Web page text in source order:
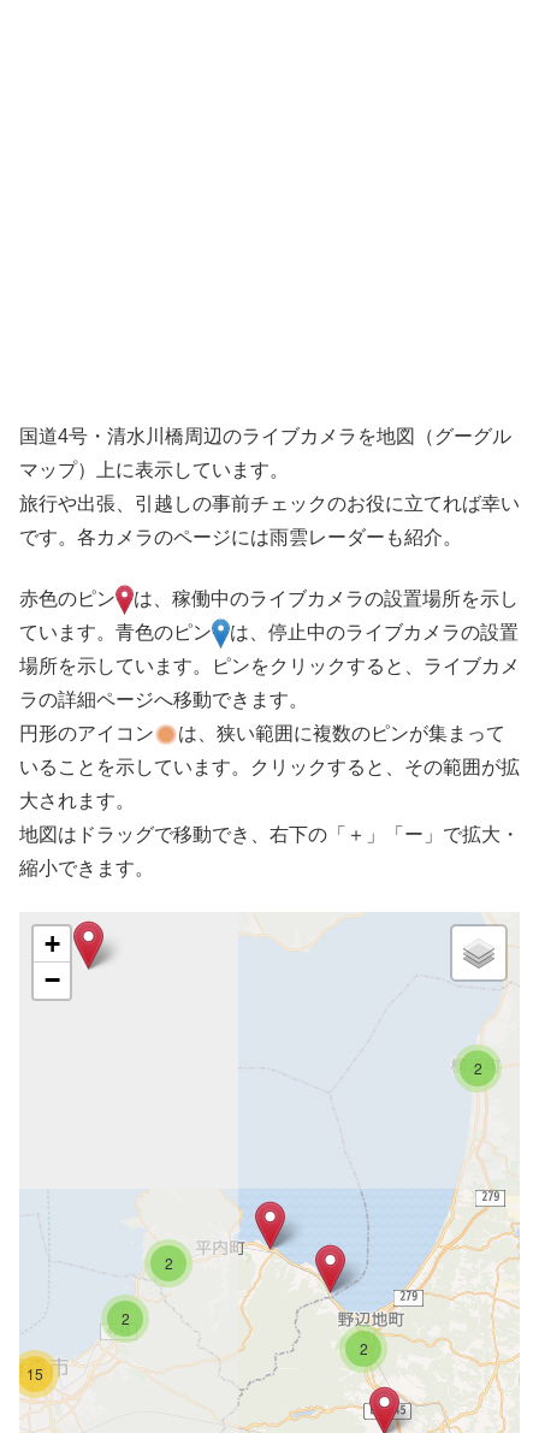
国道4号・清水川橋周辺のライブカメラを地図（グーグル
マップ）上に表示しています。
旅行や出張、引越しの事前チェックのお役に立てれば幸い
です。各カメラのページには雨雲レーダーも紹介。
赤色のピン
は、稼働中のライブカメラの設置場所を示し
ています。青色のピン
は、停止中のライブカメラの設置
場所を示しています。ピンをクリックすると、ライブカメ
ラの詳細ページへ移動できます。
円形のアイコン
は、狭い範囲に複数のピンが集まって
いることを示しています。クリックすると、その範囲が拡
大されます。
地図はドラッグで移動でき、右下の「＋」「ー」で拡大・
縮小できます。
2
2
2
15
2
+
−